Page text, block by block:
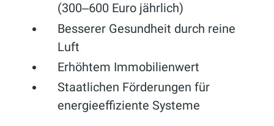
(300‒600 Euro jährlich)
Besserer Gesundheit durch reine
Luft
Erhöhtem Immobilienwert
Staatlichen Förderungen für
energieeffiziente Systeme